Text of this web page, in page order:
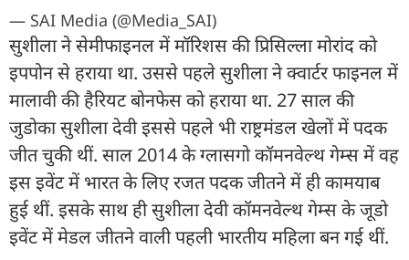
— SAI Media (@Media_SAI)
सुशीला ने सेमीफाइनल में मॉरिशस की प्रिसिल्ला मोरांद को
इपपोन से हराया था. उससे पहले सुशीला ने क्वार्टर फाइनल में
मालावी की हैरियट बोनफेस को हराया था. 27 साल की
जुडोका सुशीला देवी इससे पहले भी राष्ट्रमंडल खेलों में पदक
जीत चुकी थीं. साल 2014 के ग्लासगो कॉमनवेल्थ गेम्स में वह
इस इवेंट में भारत के लिए रजत पदक जीतने में ही कामयाब
हुई थीं. इसके साथ ही सुशीला देवी कॉमनवेल्थ गेम्स के जूडो
इवेंट में मेडल जीतने वाली पहली भारतीय महिला बन गई थीं.